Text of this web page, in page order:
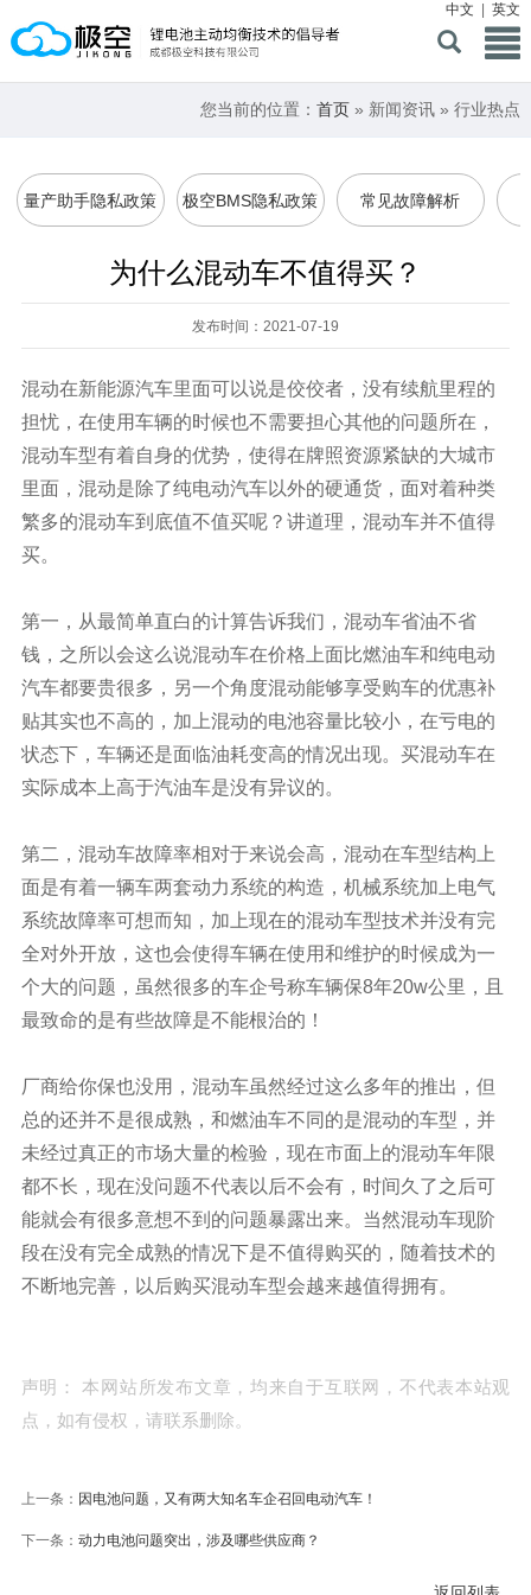
中文 |英文
您当前的位置：首页 » 新闻资讯 » 行业热点
量产助手隐私政策 极空BMS隐私政策 常见故障解析
为什么混动车不值得买？
发布时间：2021-07-19
混动在新能源汽车里面可以说是佼佼者，没有续航里程的
担忧，在使用车辆的时候也不需要担心其他的问题所在，
混动车型有着自身的优势，使得在牌照资源紧缺的大城市
里面，混动是除了纯电动汽车以外的硬通货，面对着种类
繁多的混动车到底值不值买呢？讲道理，混动车并不值得
买。
第一，从最简单直白的计算告诉我们，混动车省油不省
钱，之所以会这么说混动车在价格上面比燃油车和纯电动
汽车都要贵很多，另一个角度混动能够享受购车的优惠补
贴其实也不高的，加上混动的电池容量比较小，在亏电的
状态下，车辆还是面临油耗变高的情况出现。买混动车在
实际成本上高于汽油车是没有异议的。
第二，混动车故障率相对于来说会高，混动在车型结构上
面是有着一辆车两套动力系统的构造，机械系统加上电气
系统故障率可想而知，加上现在的混动车型技术并没有完
全对外开放，这也会使得车辆在使用和维护的时候成为一
个大的问题，虽然很多的车企号称车辆保8年20w公里，且
最致命的是有些故障是不能根治的！
厂商给你保也没用，混动车虽然经过这么多年的推出，但
总的还并不是很成熟，和燃油车不同的是混动的车型，并
未经过真正的市场大量的检验，现在市面上的混动车年限
都不长，现在没问题不代表以后不会有，时间久了之后可
能就会有很多意想不到的问题暴露出来。当然混动车现阶
段在没有完全成熟的情况下是不值得购买的，随着技术的
不断地完善，以后购买混动车型会越来越值得拥有。
声明： 本网站所发布文章，均来自于互联网，不代表本站观
点，如有侵权，请联系删除。
上一条： 因电池问题，又有两大知名车企召回电动汽车！
下一条： 动力电池问题突出，涉及哪些供应商？